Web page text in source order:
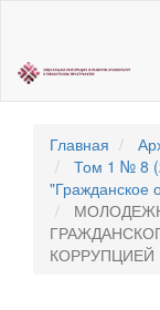
содержанию
страницы
навигация
Основное
содержание
Боковая
панель
Главная
Том 1 № 8
"Гражданское
КОРРУПЦИЕЙ